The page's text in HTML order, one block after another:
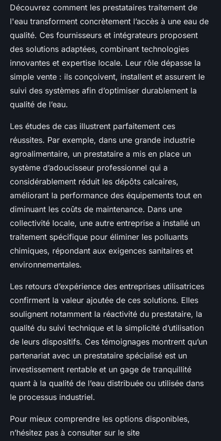
Découvrez comment les prestataires traitement de
l'eau transforment concrètement l’accès à une eau de
qualité. Ces fournisseurs et intégrateurs proposent
des solutions adaptées, combinant technologies
innovantes et expertise locale. Leur rôle dépasse la
simple vente : ils conçoivent, installent et assurent le
suivi des systèmes afin d’optimiser durablement la
qualité de l’eau.
Les études de cas illustrent parfaitement ces
réussites. Par exemple, dans une grande industrie
agroalimentaire, un prestataire a mis en place un
système d’adoucisseur professionnel qui a
considérablement réduit les dépôts calcaires,
améliorant la performance des équipements tout en
diminuant les coûts de maintenance. Dans une
collectivité locale, une autre entreprise a installé un
traitement spécifique pour éliminer les polluants
chimiques, répondant aux exigences sanitaires et
environnementales.
Les retours d’expérience des entreprises utilisatrices
confirment la valeur ajoutée de ces solutions. Elles
soulignent notamment la réactivité du prestataire, la
qualité du suivi technique et la simplicité d’utilisation
de leurs dispositifs. Ces témoignages montrent qu’un
partenariat avec un prestataire spécialisé est un
investissement rentable et un gage de tranquillité
quant à la qualité de l’eau distribuée ou utilisée dans
le processus industriel.
Pour mieux comprendre les options disponibles,
n’hésitez pas à consulter sur le site